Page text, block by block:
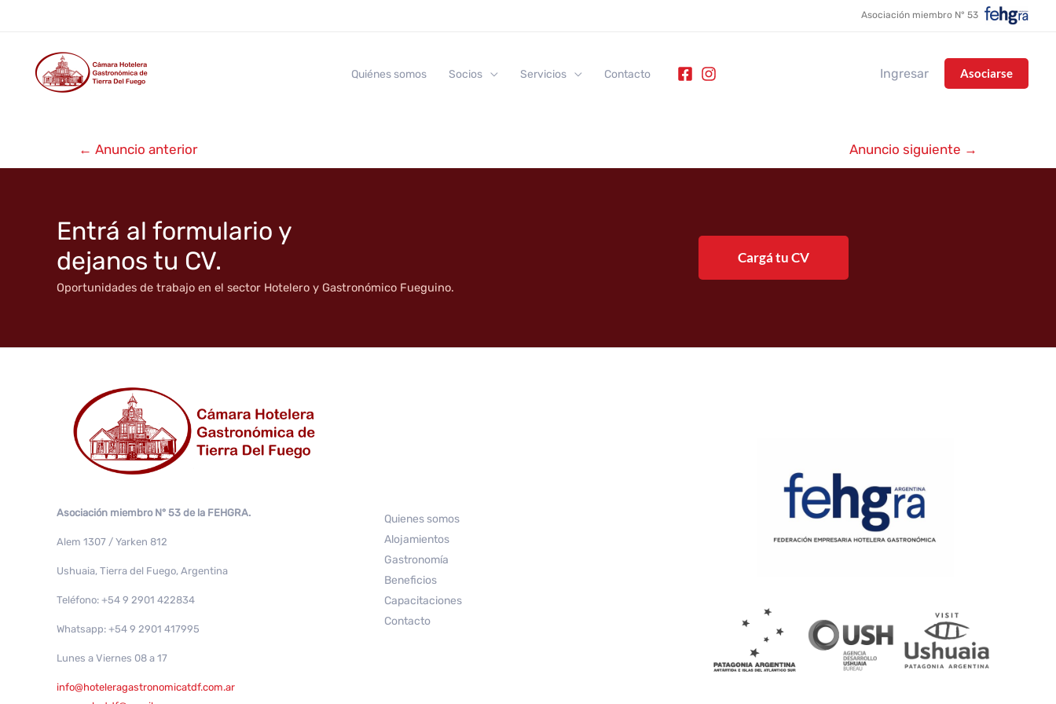
contenido
Asociación miembro N° 53
Quiénes somos Socios Servicios Contacto Ingresar Asociarse
Navegación
de
← Anuncio anterior Anuncio siguiente →
Entrá al formulario y
dejanos tu CV.
Oportunidades de trabajo en el sector Hotelero y Gastronómico Fueguino.
Cargá tu CV
Asociación miembro N° 53 de la FEHGRA.
Alem 1307 / Yarken 812
Ushuaia, Tierra del Fuego, Argentina
Teléfono: +54 9 2901 422834
Whatsapp: +54 9 2901 417995
Lunes a Viernes 08 a 17
info@hoteleragastronomicatdf.com.ar
Quienes somos
Alojamientos
Gastronomía
Beneficios
Capacitaciones
Contacto